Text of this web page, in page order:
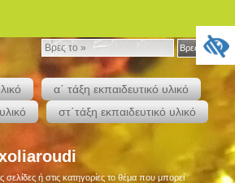
Βρες
το
»
Βρες το »
α΄ τάξη εκπαιδευτικό υλικό
στ΄τάξη εκπαιδευτικό υλικό
σελίδες ή στις κατηγορίες το θέμα που μπορεί